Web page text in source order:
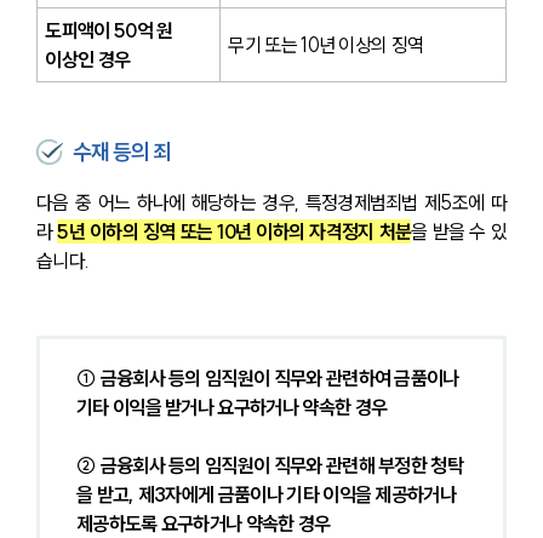
도피액이 50억 원
이상인 경우
무기 또는 10년 이상의 징역
수재 등의 죄
다음 중 어느 하나에 해당하는 경우, 특정경제범죄법 제5조에 따
라 5년 이하의 징역 또는 10년 이하의 자격정지 처분을 받을 수 있
습니다.
① 금융회사 등의 임직원이 직무와 관련하여 금품이나
기타 이익을 받거나 요구하거나 약속한 경우
② 금융회사 등의 임직원이 직무와 관련해 부정한 청탁
을 받고, 제3자에게 금품이나 기타 이익을 제공하거나
제공하도록 요구하거나 약속한 경우